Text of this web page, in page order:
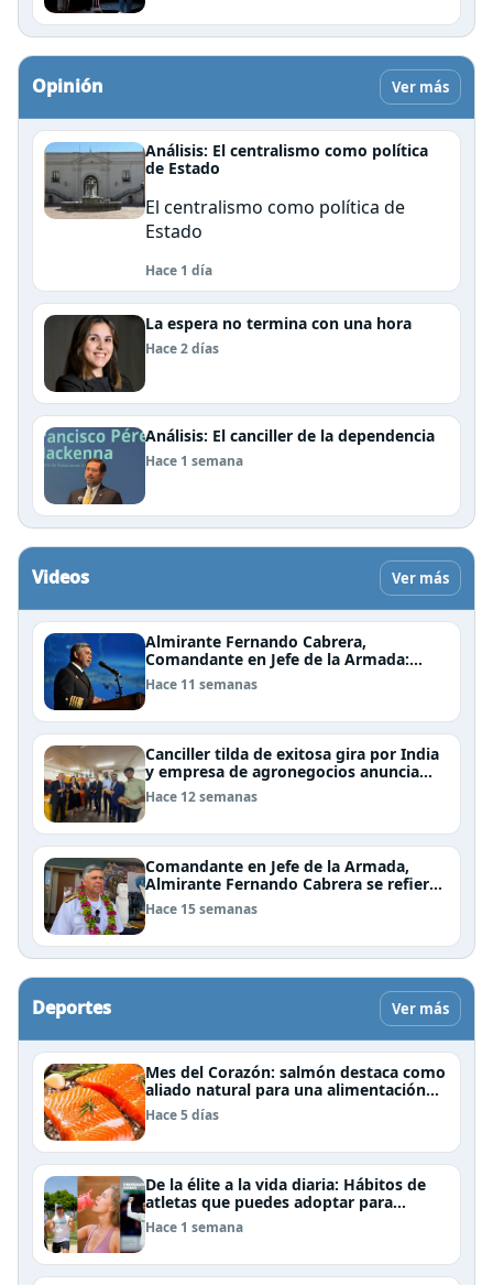
Opinión Ver más
Análisis: El centralismo como política
de Estado
El centralismo como política de
Estado
Hace 1 día
La espera no termina con una hora
Hace 2 días
Análisis: El canciller de la dependencia
Hace 1 semana
Videos Ver más
Almirante Fernando Cabrera,
Comandante en Jefe de la Armada:
"Somos una nación Americana,
Polinésica y Antártica; bioceánica y
en el mar"
Hace 11 semanas
Canciller tilda de exitosa gira por India
y empresa de agronegocios anuncia
aumento de importaciones chilenas
Hace 12 semanas
Comandante en Jefe de la Armada,
Almirante Fernando Cabrera se refiere
al trabajo que realiza la Armada en
Rapa Nui
Hace 15 semanas
Deportes Ver más
Mes del Corazón: salmón destaca como
aliado natural para una alimentación
rica en Omega-3
Hace 5 días
De la élite a la vida diaria: Hábitos de
atletas que puedes adoptar para
mejorar tu rendimiento físico
Hace 1 semana